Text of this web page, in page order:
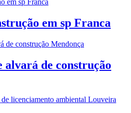
em sp Franca
alvará de construção